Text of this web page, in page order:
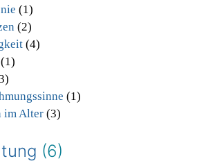
(1)
(2)
(4)
(1)
(1)
im Alter(3)
(6)